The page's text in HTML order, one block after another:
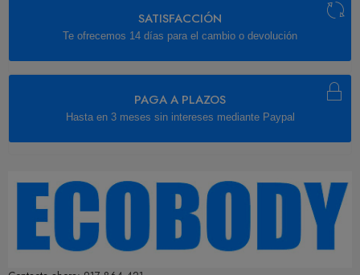
SATISFACCIÓN
Te ofrecemos 14 días para el cambio o devolución
PAGA A PLAZOS
Hasta en 3 meses sin intereses mediante Paypal